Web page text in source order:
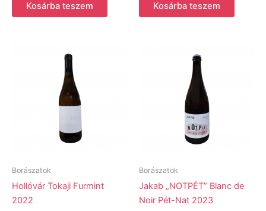
Kosárba teszem Kosárba teszem
Borászatok
Hollóvár Tokaji Furmint
2022
Borászatok
Jakab „NOTPÉT” Blanc de
Noir Pét-Nat 2023